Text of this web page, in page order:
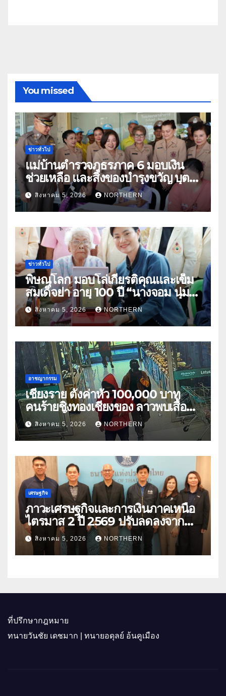
You missed
ข่าวทั่วไป
แม่บ้านตำรวจภูธรภาค 6 มอบเงิน
ช่วยเหลือ และสิ่งของบำรุงขวัญ บุตร-
ธิดา ข้าราชการตำรวจจังหวัด
อุทัยธานี
สิงหาคม 5, 2026 NORTHERN
ข่าวทั่วไป
พิษณุโลก มอบโล่เกียรติคุณและเข็ม
สมเด็จย่า อายุ 100 ปี “นางจอม นุ่ม
เนตร” ตำบลบ้านกร่าง อำเภอเมือง
สิงหาคม 5, 2026 NORTHERN
อาชญากรรม
เชียงราย ตั้งค่าหัว 100,000 บาท
คนร้ายชิงทองเชียงของ ลาวพบเสื้อผ้า
คนร้ายตั้งจุดตรวจตามเส้นทาง
สิงหาคม 5, 2026 NORTHERN
เศรษฐกิจ
ภาวะเศรษฐกิจและการเงินภาคเหนือ
ไตรมาส 2 ปี 2569 ปรับลดลงจาก
ราคาพลังงาน ค่าครองชีพ
สิงหาคม 5, 2026 NORTHERN
ที่ปรึกษากฎหมาย
ทนายวันชัย เดชมาก | ทนายอดุลย์ อ้นคูเมือง